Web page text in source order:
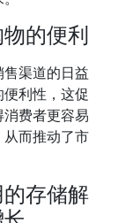
的便利
渠道的日益
利性，这促
费者更容易
而推动了市
存储解